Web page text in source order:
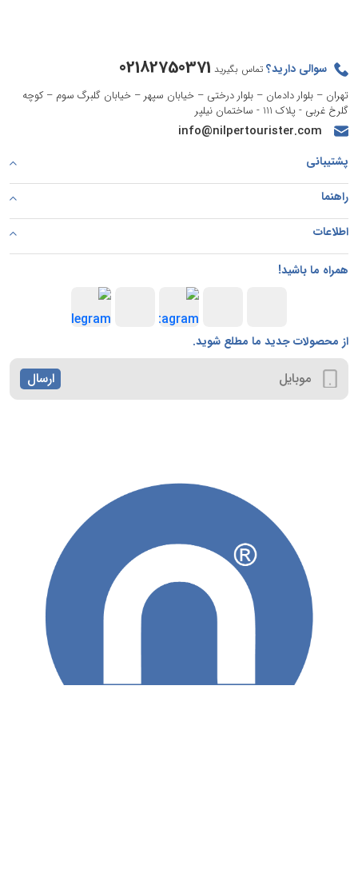
سوالی دارید؟ تماس بگیرید 02182750371
تهران – بلوار دادمان – بلوار درختی – خیابان سپهر – خیابان گلبرگ سوم – کوچه
گلرخ غربی - پلاک 111 - ساختمان نیلپر
info@nilpertourister.com
پشتیبانی
راهنما
اطلاعات
همراه ما باشید!
از محصولات جدید ما مطلع شوید.
ارسال